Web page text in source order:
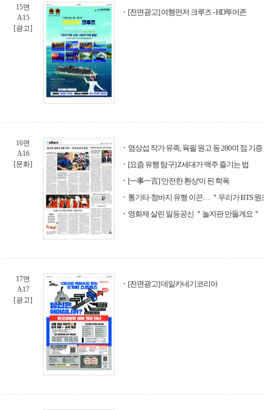
15면
A15
[광고]
[전면광고] 여행먼저 크루즈 - HD투어존
16면
A16
[문화]
염상섭 작가 유족, 육필 원고 등 280여 점 기증
[요즘 유행 탐구] Z세대가 맥주 즐기는 법
[一事一言] '안전한 환상'이 된 학폭
통기타·청바지 유행 이끈… ＂우리가 BTS 원
영화제 살린 일등공신 ＂놀자판 만들게요＂
17면
A17
[광고]
[전면광고] 데일카네기코리아